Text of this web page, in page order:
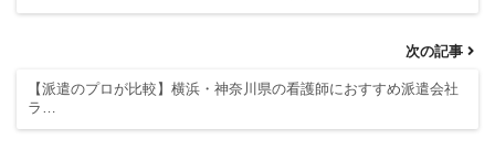
次の記事
【派遣のプロが比較】横浜・神奈川県の看護師におすすめ派遣会社
ラ…